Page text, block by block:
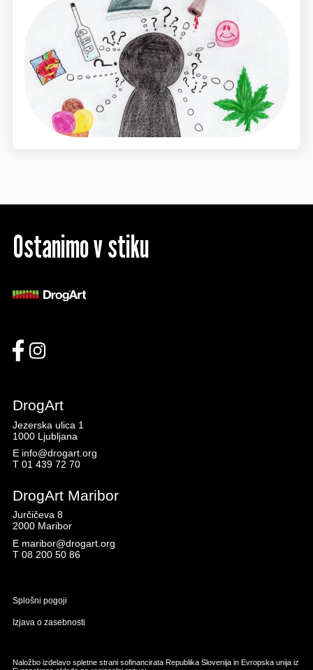
Ostanimo v stiku
DrogArt
Jezerska ulica 1
1000 Ljubljana
E info@drogart.org
T 01 439 72 70
DrogArt Maribor
Jurčičeva 8
2000 Maribor
E maribor@drogart.org
T 08 200 50 86
Splošni pogoji
Izjava o zasebnosti
Naložbo izdelavo spletne strani sofinancirata Republika Slovenija in Evropska unija iz